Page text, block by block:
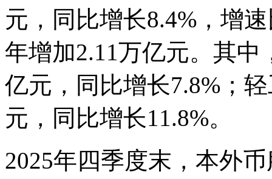
元，同比增长8.4%，增
年增加2.11万亿元。其中
亿元，同比增长7.8%；
元，同比增长11.8%。
2025年四季度末，本外